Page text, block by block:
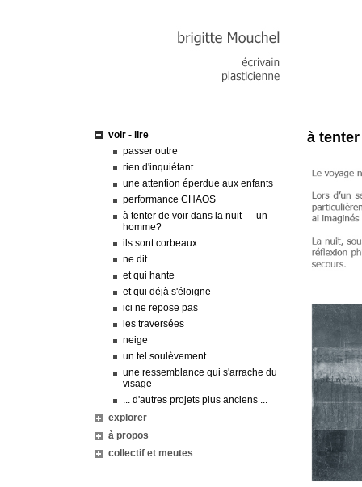
voir - lire
passer outre
rien d'inquiétant
une attention éperdue aux enfants
performance CHAOS
à tenter de voir dans la nuit — un
homme?
ils sont corbeaux
ne dit
et qui hante
et qui déjà s'éloigne
ici ne repose pas
les traversées
neige
un tel soulèvement
une ressemblance qui s'arrache du
visage
... d'autres projets plus anciens ...
explorer
à propos
collectif et meutes
à